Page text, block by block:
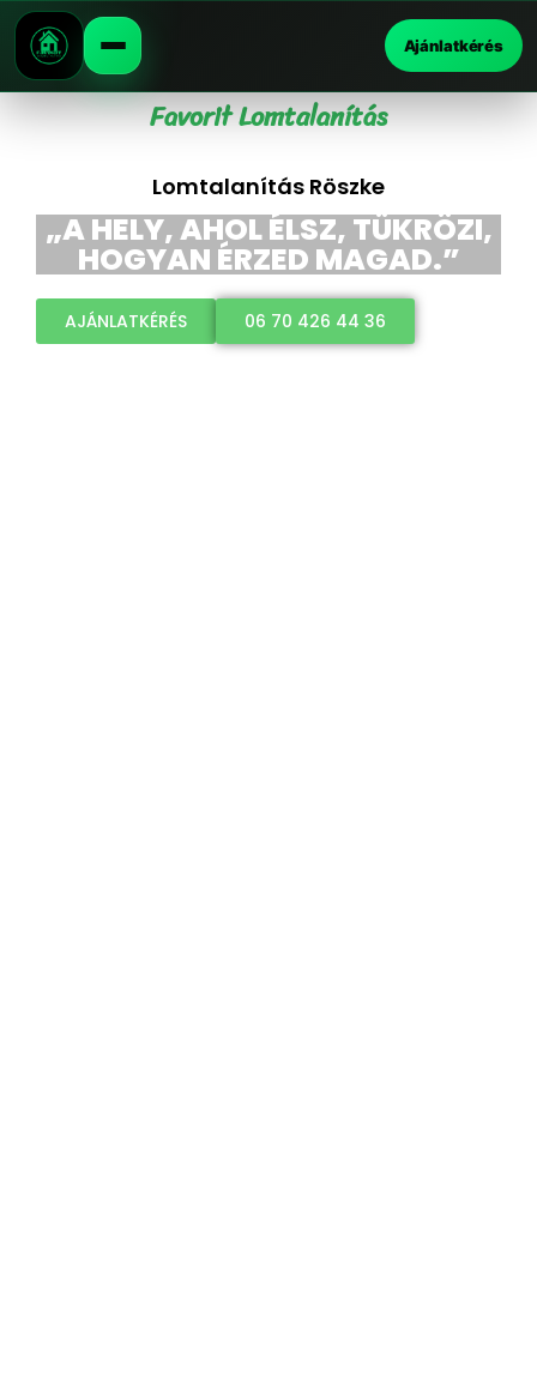
Ajánlatkérés
Favorit Lomtalanítás
Lomtalanítás Röszke
„A HELY, AHOL ÉLSZ, TÜKRÖZI,
HOGYAN ÉRZED MAGAD.”
AJÁNLATKÉRÉS 06 70 426 44 36